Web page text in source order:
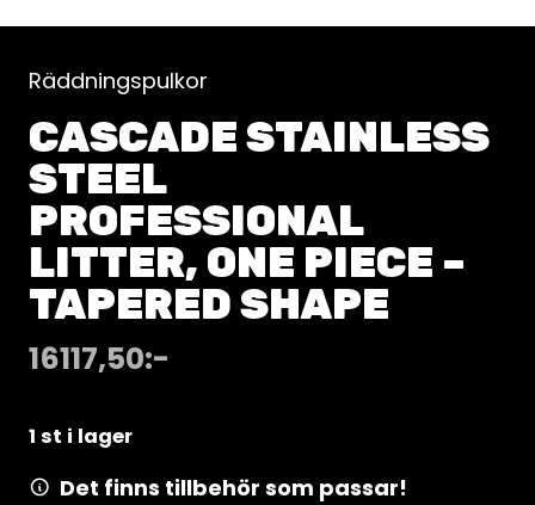
Räddningspulkor
CASCADE STAINLESS
STEEL
PROFESSIONAL
LITTER, ONE PIECE –
TAPERED SHAPE
16117,50:-
1 st i lager
Det finns tillbehör som passar!